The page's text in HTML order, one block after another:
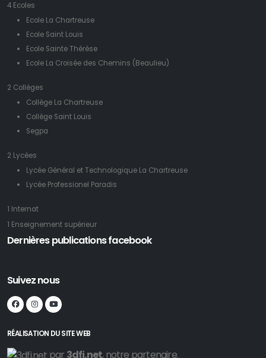
4 Ecoles
Ecole La Chartreuse
Ecole Saint Louis
Ecole Sainte Thérèse
Ecole La Croisée des Chemins (Beaulieu)
2 Collèges
Collège La Chartreuse
Collège Saint Louis
Segpa
2 Lycées
Lycée Général et Technologique La Chartreuse
Lycée Professionel Paradis
1 Internat
1 Enseignement supérieur
Dernières publications facebook
Suivez nous
RÉALISATION DU SITE WEB
par 3dfi.net, notre partenaire.